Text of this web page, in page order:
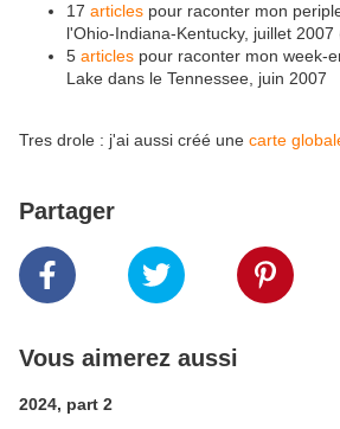
17 articles pour raconter mon
l'Ohio-Indiana-Kentucky, juillet 2007
5 articles pour raconter mon week-
Lake dans le Tennessee, juin 2007
Tres drole : j'ai aussi créé une carte
Partager
Vous aimerez aussi
2024, part 2